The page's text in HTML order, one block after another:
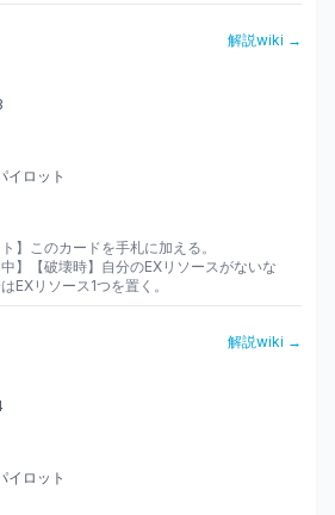
解説wiki →
イロット
ト】このカードを手札に加える。
中】【破壊時】自分のEXリソースがないな
EXリソース1つを置く。
解説wiki →
イロット